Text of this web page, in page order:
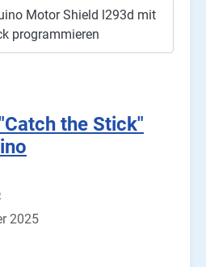
Motor Shield l293d mit
programmieren
the Stick"
2025